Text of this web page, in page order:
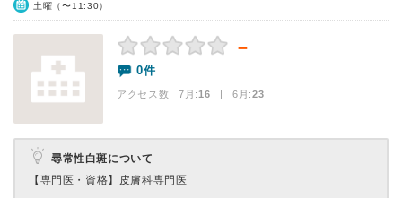
土曜（〜11:30）
－
0件
アクセス数 7月:16 | 6月:23
尋常性白斑について
【専門医・資格】 皮膚科専門医